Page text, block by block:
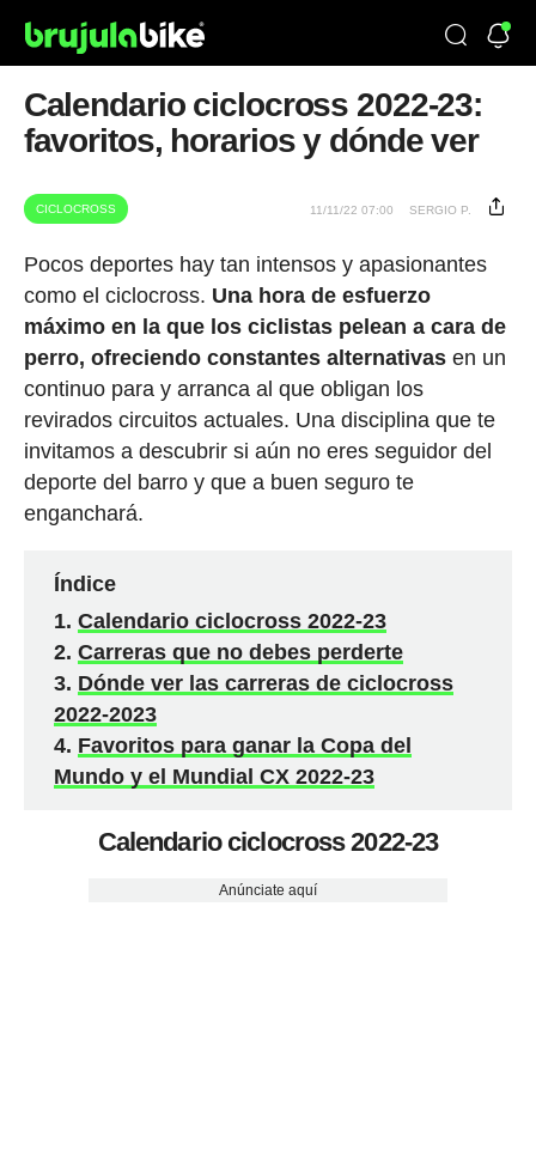
Calendario ciclocross 2022-23:
favoritos, horarios y dónde ver
CICLOCROSS 11/11/22 07:00 SERGIO P.
Pocos deportes hay tan intensos y apasionantes
como el ciclocross. Una hora de esfuerzo
máximo en la que los ciclistas pelean a cara de
perro, ofreciendo constantes alternativasen un
continuo para y arranca al que obligan los
revirados circuitos actuales. Una disciplina que te
invitamos a descubrir si aún no eres seguidor del
deporte del barro y que a buen seguro te
enganchará.
Índice
Calendario ciclocross 2022-23
Carreras que no debes perderte
Dónde ver las carreras de ciclocross
2022-2023
Favoritos para ganar la Copa del
Mundo y el Mundial CX 2022-23
Calendario ciclocross 2022-23
Anúnciate aquí